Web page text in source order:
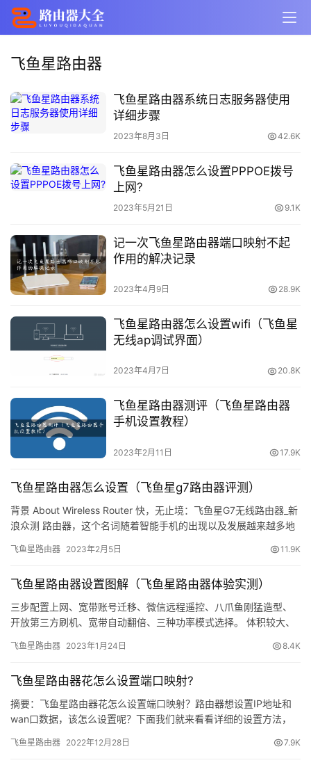
页
1
.
1
6
.
1
1
2
1
6
8
飞鱼星路由器
飞鱼星路由器系统日志服务器使用
详细步骤
2023年8月3日 42.6K
飞鱼星路由器怎么设置PPPOE拨号
上网?
2023年5月21日 9.1K
记一次飞鱼星路由器端口映射不起
作用的解决记录
2023年4月9日 28.9K
飞鱼星路由器怎么设置wifi（飞鱼星
无线ap调试界面）
2023年4月7日 20.8K
飞鱼星路由器测评（飞鱼星路由器
手机设置教程）
2023年2月11日 17.9K
飞鱼星路由器怎么设置（飞鱼星g7路由器评测）
背景 About Wireless Router 快，无止境：飞鱼星G7无线路由器_新
浪众测 路由器，这个名词随着智能手机的出现以及发展越来越多地
飞鱼星路由器 2023年2月5日 11.9K
飞鱼星路由器设置图解（飞鱼星路由器体验实测）
三步配置上网、宽带账号迁移、微信远程遥控、八爪鱼刚猛造型、
开放第三方刷机、宽带自动翻倍、三种功率模式选择。 体积较大、
空太…
飞鱼星路由器 2023年1月24日 8.4K
飞鱼星路由器花怎么设置端口映射?
摘要：飞鱼星路由器花怎么设置端口映射？路由器想设置IP地址和
wan口数据，该怎么设置呢？下面我们就来看看详细的设置方法，
飞鱼星路由器 2022年12月28日 7.9K